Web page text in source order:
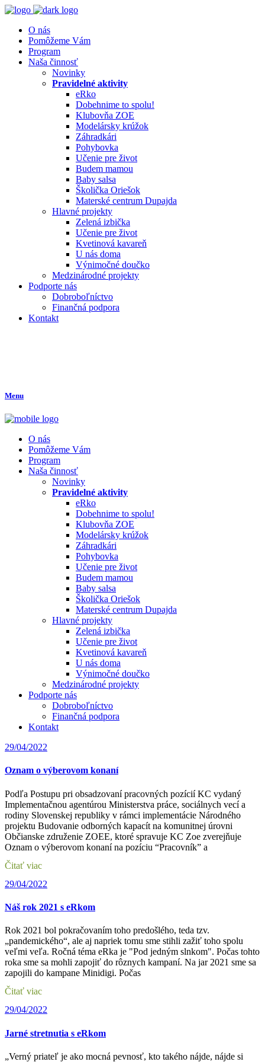
O nás
Pomôžeme Vám
Program
Naša činnosť
Novinky
Pravidelné aktivity
eRko
Dobehnime to spolu!
Klubovňa ZOE
Modelársky krúžok
Záhradkári
Pohybovka
Učenie pre život
Budem mamou
Baby salsa
Školička Oriešok
Materské centrum Dupajda
Hlavné projekty
Zelená izbička
Učenie pre život
Kvetinová kavareň
U nás doma
Výnimočné doučko
Medzinárodné projekty
Podporte nás
Dobroboľníctvo
Finančná podpora
Kontakt
Menu
O nás
Pomôžeme Vám
Program
Naša činnosť
Novinky
Pravidelné aktivity
eRko
Dobehnime to spolu!
Klubovňa ZOE
Modelársky krúžok
Záhradkári
Pohybovka
Učenie pre život
Budem mamou
Baby salsa
Školička Oriešok
Materské centrum Dupajda
Hlavné projekty
Zelená izbička
Učenie pre život
Kvetinová kavareň
U nás doma
Výnimočné doučko
Medzinárodné projekty
Podporte nás
Dobroboľníctvo
Finančná podpora
Kontakt
29/04/2022
Oznam o výberovom konaní
Podľa Postupu pri obsadzovaní pracovných pozícií KC vydaný
Implementačnou agentúrou Ministerstva práce, sociálnych vecí a
rodiny Slovenskej republiky v rámci implementácie Národného
projektu Budovanie odborných kapacít na komunitnej úrovni
Občianske združenie ZOEE, ktoré spravuje KC Zoe zverejňuje
Oznam o výberovom konaní na pozíciu “Pracovník” a
Čitať viac
29/04/2022
Náš rok 2021 s eRkom
Rok 2021 bol pokračovaním toho predošlého, teda tzv.
„pandemického“, ale aj napriek tomu sme stihli zažiť toho spolu
veľmi veľa. Ročná téma eRka je "Pod jedným slnkom". Počas tohto
roka sme sa mohli zapojiť do rôznych kampaní. Na jar 2021 sme sa
zapojili do kampane Minidigi. Počas
Čitať viac
29/04/2022
Jarné stretnutia s eRkom
„Verný priateľ je ako mocná pevnosť, kto takého nájde, nájde si